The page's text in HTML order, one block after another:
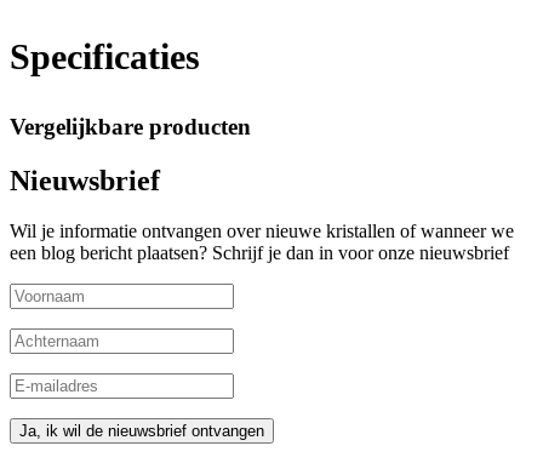
Specificaties
Vergelijkbare producten
Nieuwsbrief
Wil je informatie ontvangen over nieuwe kristallen of wanneer we
een blog bericht plaatsen? Schrijf je dan in voor onze nieuwsbrief